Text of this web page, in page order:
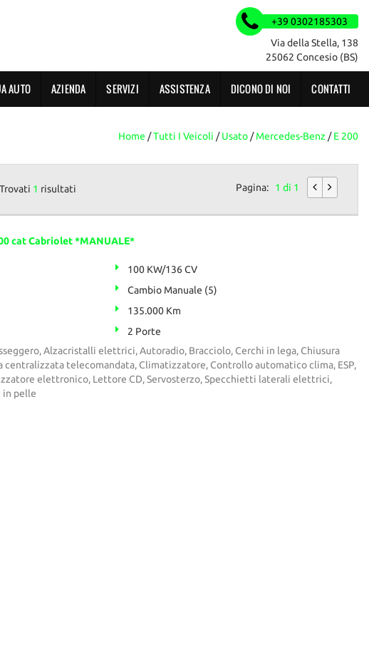
+39 0302185303
Via della Stella, 138
25062 Concesio (BS)
AUTO AZIENDA SERVIZI ASSISTENZA DICONO DI NOI CONTATTI
Home /Tutti I Veicoli /Usato /Mercedes-Benz /E 200
Trovati 1 risultati Pagina: 1 di 1
cat Cabriolet *MANUALE*
100 KW/136 CV
Cambio Manuale (5)
135.000 Km
2 Porte
Alzacristalli elettrici, Autoradio, Bracciolo, Cerchi in lega, Chiusura
centralizzata telecomandata, Climatizzatore, Controllo automatico clima, ESP,
elettronico, Lettore CD, Servosterzo, Specchietti laterali elettrici,
in pelle